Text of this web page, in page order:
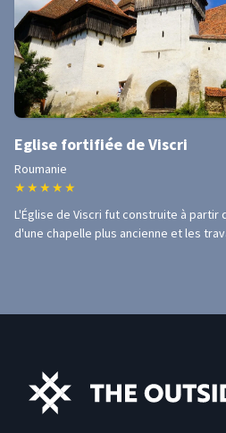
Eglise fortifiée de Viscri
Roumanie
★ ★ ★ ★ ★
L'Église de Viscri fut construite à partir
d'une chapelle plus ancienne et les